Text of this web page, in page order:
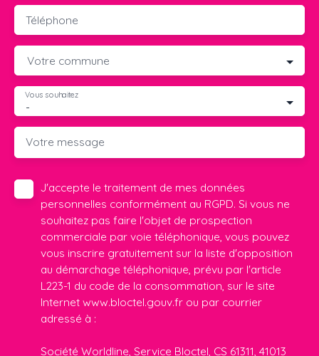
Téléphone
Votre commune
-
Vous souhaitez
Votre message
J'accepte le traitement de mes données
personnelles conformément au RGPD. Si vous ne
souhaitez pas faire l'objet de prospection
commerciale par voie téléphonique, vous pouvez
vous inscrire gratuitement sur la liste d'opposition
au démarchage téléphonique, prévu par l'article
L223-1 du code de la consommation, sur le site
Internet www.bloctel.gouv.fr ou par courrier
adressé à :
Société Worldline, Service Bloctel, CS 61311, 41013